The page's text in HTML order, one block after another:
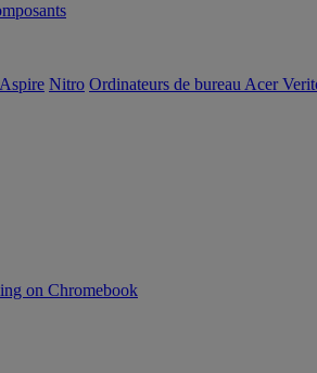
Nitro Ordinateurs de bureau Acer
on Chromebook